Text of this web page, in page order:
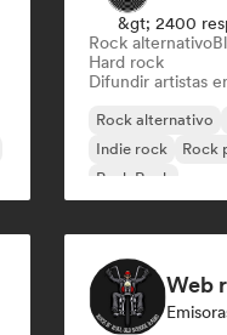
&gt; 2400
Rock alternativo
Hard rock
Difundir artistas
Rock alternativo
Indie rock
Rock
Punk Rock
Web